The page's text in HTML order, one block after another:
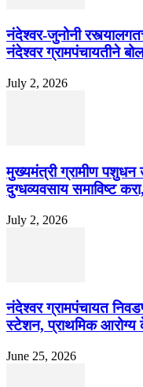
नंदेश्वर-जुनोनी
नंदेश्वर ग्रामपंचायतीने
July 2, 2026
मुख्यमंत्री ग्रामीण पशुधन
दुग्धव्यवसाय समाविष्ट
July 2, 2026
नंदेश्वर ग्रामपंचायत
स्टेशन, प्राथमिक आरोग्य
June 25, 2026